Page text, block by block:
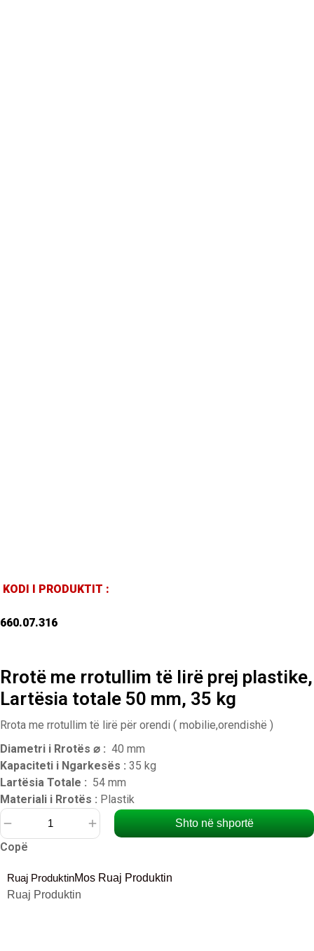
KODI I PRODUKTIT :
660.07.316
Rrotë me rrotullim të lirë prej plastike,
Lartësia totale 50 mm, 35 kg
Rrota me rrotullim të lirë për orendi ( mobilie,orendishë )
Diametri i Rrotës ⌀ : 40 mm
Kapaciteti i Ngarkesës : 35 kg
Lartësia Totale : 54 mm
Materiali i Rrotës : Plastik
Rrotë
rrotullim
të
Shto në shportë
Copë
Ruaj ProduktinMos Ruaj Produktin
Ruaj Produktin